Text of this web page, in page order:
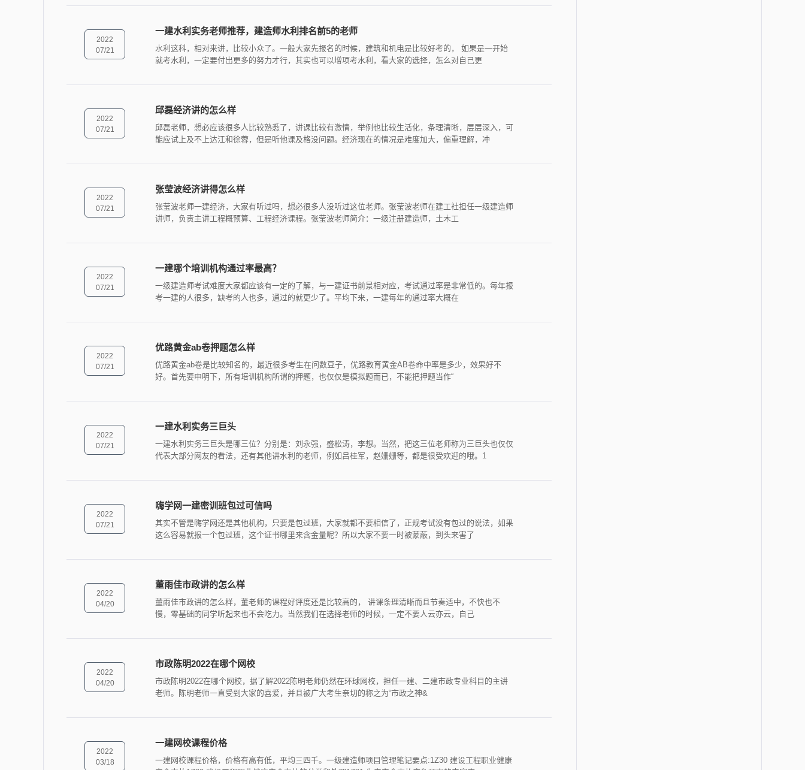
2022
07/21
一建水利实务老师推荐，建造师水利排名前5的老师
水利这科，相对来讲，比较小众了。一般大家先报名的时候，建筑和机电是比较好考的， 如果是一开始
就考水利，一定要付出更多的努力才行，其实也可以增项考水利，看大家的选择，怎么对自己更
2022
07/21
邱磊经济讲的怎么样
邱磊老师，想必应该很多人比较熟悉了，讲课比较有激情，举例也比较生活化，条理清晰，层层深入，可
能应试上及不上达江和徐蓉，但是听他课及格没问题。经济现在的情况是难度加大，偏重理解，冲
2022
07/21
张莹波经济讲得怎么样
张莹波老师一建经济，大家有听过吗，想必很多人没听过这位老师。张莹波老师在建工社担任一级建造师
讲师，负责主讲工程概预算、工程经济课程。张莹波老师简介：一级注册建造师，土木工
2022
07/21
一建哪个培训机构通过率最高？
一级建造师考试难度大家都应该有一定的了解，与一建证书前景相对应，考试通过率是非常低的。每年报
考一建的人很多，缺考的人也多，通过的就更少了。平均下来，一建每年的通过率大概在
2022
07/21
优路黄金ab卷押题怎么样
优路黄金ab卷是比较知名的，最近很多考生在问数豆子，优路教育黄金AB卷命中率是多少，效果好不
好。首先要申明下，所有培训机构所谓的押题，也仅仅是模拟题而已，不能把押题当作“
2022
07/21
一建水利实务三巨头
一建水利实务三巨头是哪三位？分别是：刘永强，盛松涛，李想。当然，把这三位老师称为三巨头也仅仅
代表大部分网友的看法，还有其他讲水利的老师，例如吕桂军，赵姗姗等，都是很受欢迎的哦。1
2022
07/21
嗨学网一建密训班包过可信吗
其实不管是嗨学网还是其他机构，只要是包过班，大家就都不要相信了，正规考试没有包过的说法，如果
这么容易就报一个包过班，这个证书哪里来含金量呢？所以大家不要一时被蒙蔽，到头来害了
2022
04/20
董雨佳市政讲的怎么样
董雨佳市政讲的怎么样，董老师的课程好评度还是比较高的， 讲课条理清晰而且节奏适中，不快也不
慢，零基础的同学听起来也不会吃力。当然我们在选择老师的时候，一定不要人云亦云，自己
2022
04/20
市政陈明2022在哪个网校
市政陈明2022在哪个网校，据了解2022陈明老师仍然在环球网校，担任一建、二建市政专业科目的主讲
老师。陈明老师一直受到大家的喜爱，并且被广大考生亲切的称之为“市政之神&
2022
03/18
一建网校课程价格
一建网校课程价格，价格有高有低，平均三四千。一级建造师项目管理笔记要点:1Z30 建设工程职业健康